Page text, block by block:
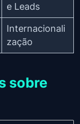
e Leads
Internacionali
zação
sobre